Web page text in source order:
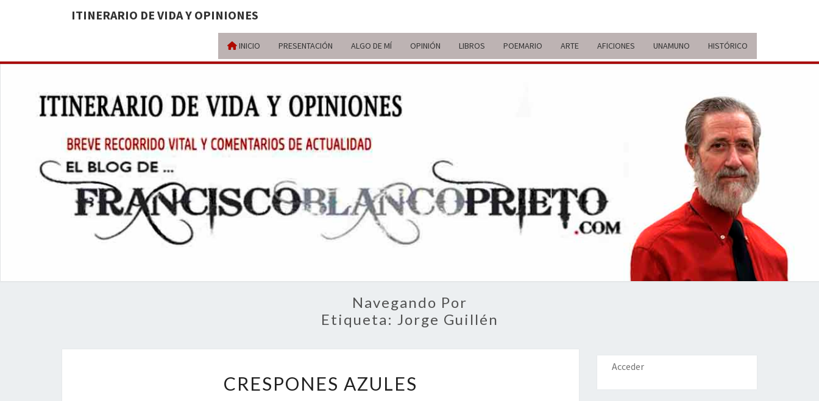
ITINERARIO DE VIDA Y OPINIONES
INICIO PRESENTACIÓN ALGO DE MÍ OPINIÓN LIBROS POEMARIO ARTE AFICIONES UNAMUNO HISTÓRICO
ITINERARIO
DE VIDA Y
OPINIONES
BREVE
RECORRIDO
VITAL Y
COMENTARIOS
ACTUALIDAD
Navegando Por
Etiqueta: Jorge Guillén
AZULES
CRESPONES AZULES
Acceder